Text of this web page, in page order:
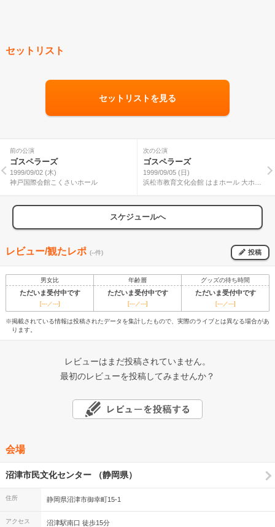
セットリスト
セットリストを見る
前の公演
ゴスペラーズ
1999/09/02 (木)
神戸国際会館こくさいホール
次の公演
ゴスペラーズ
1999/09/05 (日)
浜松市教育文化会館 はまホール 大ホー
スケジュールへ
レビュー/観たレポ (--件) 投稿
男女比 年齢層 グッズの待ち時間
ただいま受付中です ただいま受付中です ただいま受付中です
[---／---] [---／---] [---／---]
※掲載されている情報は投稿されたデータを集計したもので、実際のライブとは異なる場合があ
ります。
レビューはまだ投稿されていません。
最初のレビューを投稿してみませんか？
会場
沼津市民文化センター （静岡県）
住所 静岡県沼津市御幸町15-1
アクセス
沼津駅南口 徒歩15分